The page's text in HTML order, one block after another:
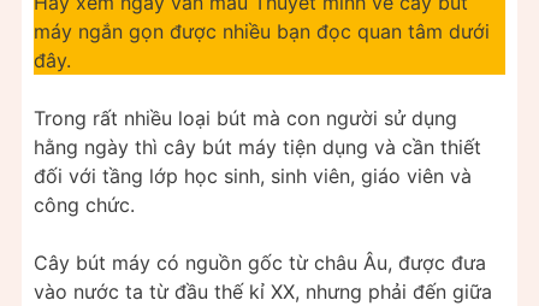
máy ngắn gọn được nhiều bạn đọc quan tâm dưới
đây.
Trong rất nhiều loại bút mà con người sử dụng
hằng ngày thì cây bút máy tiện dụng và cần thiết
đối với tầng lớp học sinh, sinh viên, giáo viên và
công chức.
Cây bút máy có nguồn gốc từ châu Âu, được đưa
vào nước ta từ đầu thế kỉ XX, nhưng phải đến giữa